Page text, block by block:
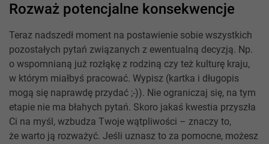
Rozważ potencjalne konsekwencje
Teraz nadszedł moment na postawienie sobie wszystkich
pozostałych pytań związanych z ewentualną decyzją. Np.
o wspomnianą już rozłąkę z rodziną czy też kulturę kraju,
w którym miałbyś pracować. Wypisz (kartka i długopis
mogą się naprawdę przydać ;-)). Nie ograniczaj się, na tym
etapie nie ma błahych pytań. Skoro jakaś kwestia przyszła
Ci na myśl, wzbudza Twoje wątpliwości – znaczy to,
że warto ją rozważyć. Jeśli uznasz to za pomocne, możesz